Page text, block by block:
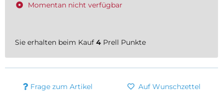
Momentan nicht verfügbar
Sie erhalten beim Kauf 4 Prell Punkte
Frage zum Artikel Auf Wunschzettel